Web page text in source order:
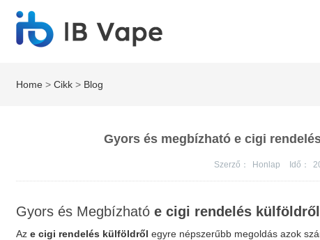
Home >Cikk > Blog
Gyors és megbízható e cigi
Szerző： Honlap Idő：
Gyors és Megbízhatóe cigi rendelés külföldről
Aze cigi rendelés külföldről egyre népszerűbb megoldás azok